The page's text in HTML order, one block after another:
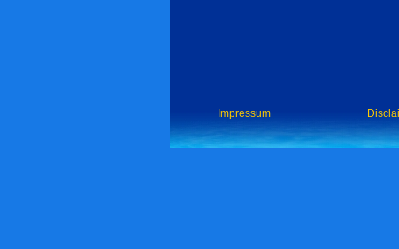
Impressum